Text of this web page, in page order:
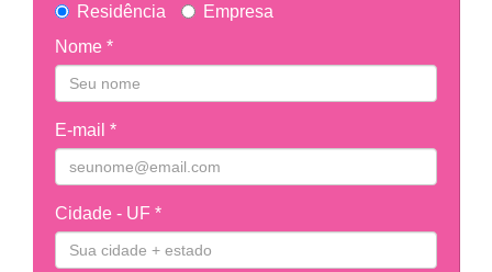
Residência
Empresa
Nome *
E-mail *
Cidade - UF *